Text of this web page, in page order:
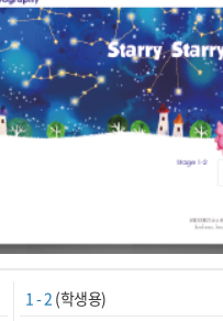
1 - 2 (학생용)